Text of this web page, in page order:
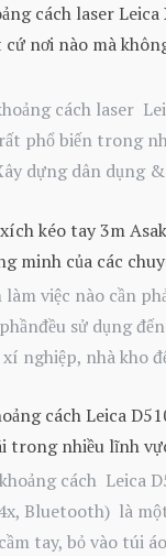
cách laser Leica
cứ nơi nào mà
cách laser
phổ biến trong
dựng dân dụng
kéo tay 3m
minh của các
làm việc nào cần
sử dụng
nghiệp, nhà kho
cách Leica
trong nhiều lĩnh
cách Leica
Bluetooth) là
tay, bỏ vào túi